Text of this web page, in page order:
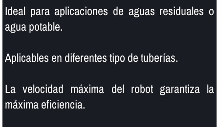
Ideal para aplicaciones de aguas residuales o
agua potable.
Aplicables en diferentes tipo de tuberí­as.
La velocidad máxima del robot garantiza la
máxima eficiencia.